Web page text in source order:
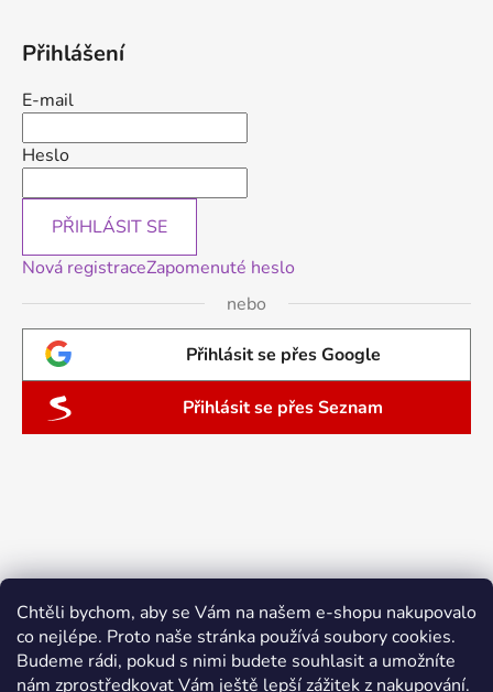
Chtěli bychom, aby se Vám na našem e-shopu nakupovalo
co nejlépe. Proto naše stránka používá soubory cookies.
Budeme rádi, pokud s nimi budete souhlasit a umožníte
nám zprostředkovat Vám ještě lepší zážitek z nakupování.
Přihlášení
E-mail
Heslo
PŘIHLÁSIT SE
Nová registraceZapomenuté heslo
nebo
Přihlásit se přes Google
Přihlásit se přes Seznam